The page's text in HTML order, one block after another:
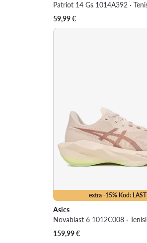
59,99€
extra -15% Kod: LAST
Asics
159,99€